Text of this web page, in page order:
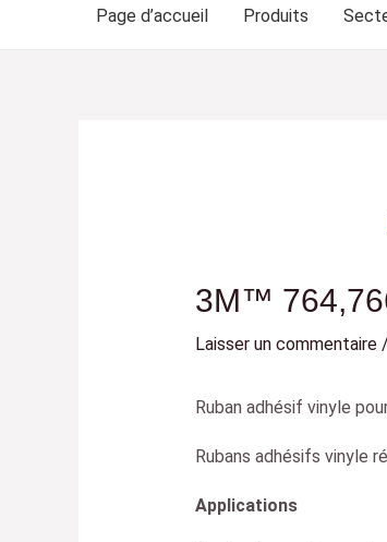
Page d’accueil Produits
3M™
Laisser un commentaire
Ruban adhésif vinyle
Rubans adhésifs vinyle
Applications